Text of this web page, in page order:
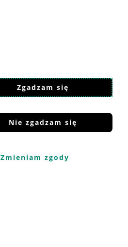
Zgadzam się
Nie zgadzam się
Zmieniam zgody